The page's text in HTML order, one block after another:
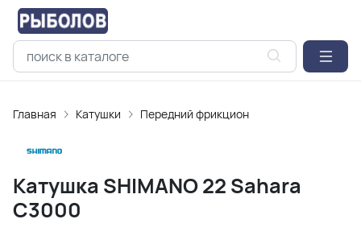
Главная Катушки Передний фрикцион
Катушка SHIMANO 22 Sahara
C3000